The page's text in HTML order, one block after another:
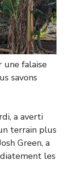
une falaise
savons
a averti
terrain plus
Green, a
les